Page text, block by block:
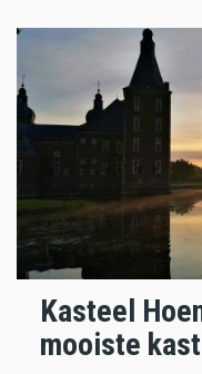
Kasteel
mooiste